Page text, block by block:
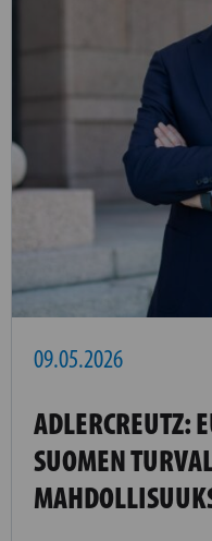
09.05.2026
ADLERCREUTZ:
SUOMEN